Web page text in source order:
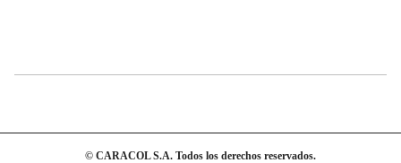
© CARACOL S.A. Todos los derechos reservados.